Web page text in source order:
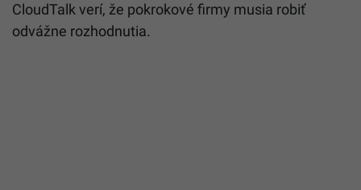
CloudTalk verí, že pokrokové firmy musia robiť
odvážne rozhodnutia.